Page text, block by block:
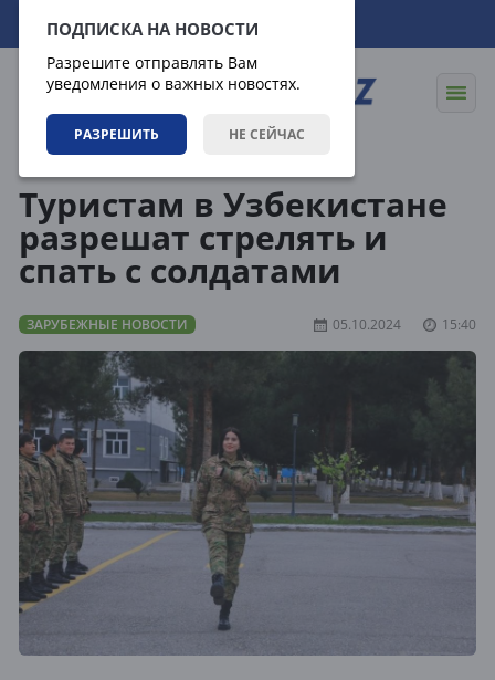
ПОДПИСКА НА НОВОСТИ
Разрешите отправлять Вам
уведомления о важных новостях.
РАЗРЕШИТЬ НЕ СЕЙЧАС
07.08.2026 01:58:40
Туристам в Узбекистане
разрешат стрелять и
спать с солдатами
ЗАРУБЕЖНЫЕ НОВОСТИ 05.10.2024 15:40